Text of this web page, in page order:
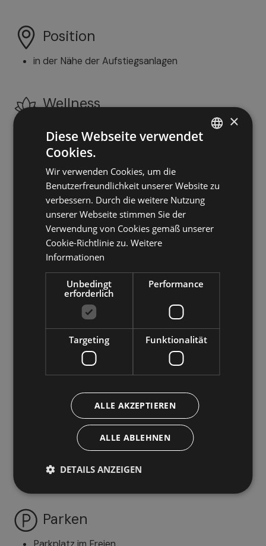
Position
in der Nähe der Aufstiegsanlagen
Wellness
Türkisches Dampfbad
Whirlpool
Spa/Wellness-Pakete
Wellnessbereich/Entspannungsraum
Sauna
Körperbehandlungen
Gesichtsbehandlungen
Beautybehandlungen
Fitnessraum
Außenbereiche
Schwimmbad
Liegestühle
Familien & Kinder
Spielplatz im Freien
Kinderspielraum
Kindermenü
Kinderstuhl
Kinderbett
Parken
×
Diese Webseite verwendet
Cookies.
Wir verwenden Cookies, um die
Benutzerfreundlichkeit unserer Website zu
verbessern. Durch die weitere Nutzung
unserer Webseite stimmen Sie der
Verwendung von Cookies gemäß unserer
Cookie-Richtlinie zu. Weitere
Informationen
Unbedingt
erforderlich
Performance
Targeting Funktionalität
ALLE AKZEPTIEREN
ALLE ABLEHNEN
DETAILS ANZEIGEN